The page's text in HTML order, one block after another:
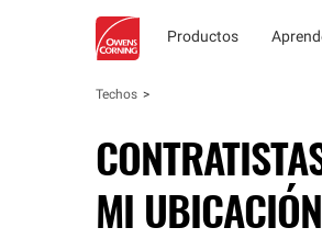
Productos
Techos
MI UBICACIÓN